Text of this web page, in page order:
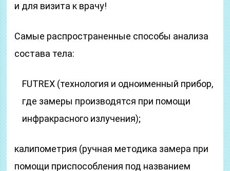
и для визита к врачу!
Самые распространенные способы анализа
состава тела:
FUTREX (технология и одноименный прибор,
где замеры производятся при помощи
инфракрасного излучения);
калипометрия (ручная методика замера при
помощи приспособления под названием